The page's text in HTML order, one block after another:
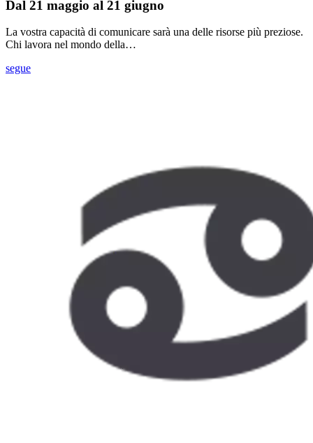
Dal 21 maggio al 21 giugno
La vostra capacità di comunicare sarà una delle risorse più preziose.
Chi lavora nel mondo della…
segue